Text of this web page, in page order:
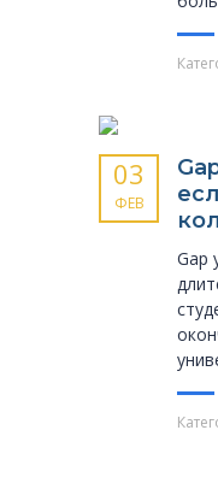
03
ФЕВ
Gap